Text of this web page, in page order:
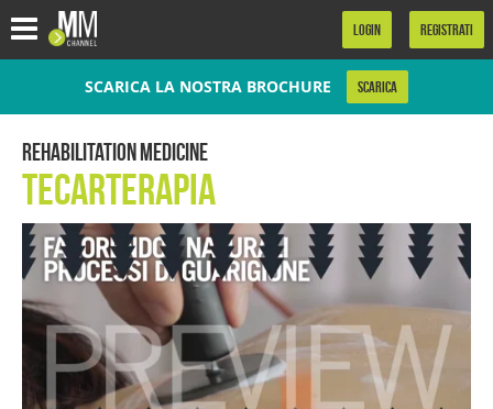
LOGIN REGISTRATI
SCARICA LA NOSTRA BROCHURE SCARICA
Rehabilitation Medicine
Tecarterapia